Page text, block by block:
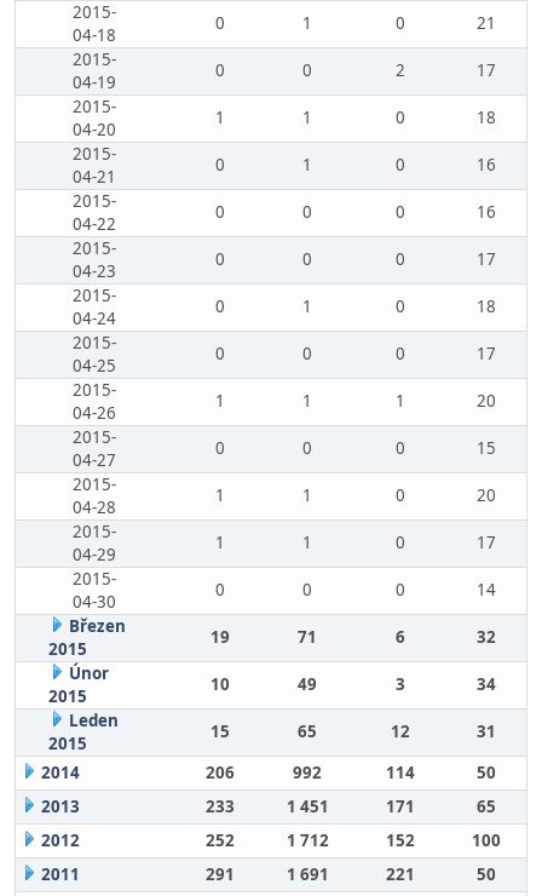
2015-
04-18
0 1 0
21
2015-
04-19
0 0 2
17
2015-
04-20
1 1 0
18
2015-
04-21
0 1 0
16
2015-
04-22
0 0 0
16
2015-
04-23
0 0 0
17
2015-
04-24
0 1 0
18
2015-
04-25
0 0 0
17
2015-
04-26
1 1 1
20
2015-
04-27
0 0 0
15
2015-
04-28
1 1 0
20
2015-
04-29
1 1 0
17
2015-
04-30
0 0 0
14
Březen
2015
19 71 6
32
Únor
2015
10 49 3
34
Leden
2015
15 65 12
31
2014
206 992 114
50
2013
233 1 451 171
65
2012
252 1 712 152
100
2011
291 1 691 221 50